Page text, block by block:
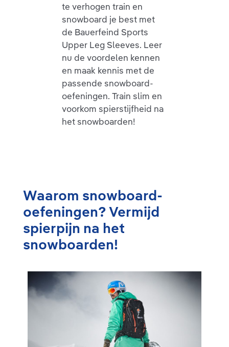
te verhogen train en
snowboard je best met
de Bauerfeind Sports
Upper Leg Sleeves. Leer
nu de voordelen kennen
en maak kennis met de
passende snowboard-
oefeningen. Train slim en
voorkom spierstijfheid na
het snowboarden!
Waarom snowboard-
oefeningen? Vermijd
spierpijn na het
snowboarden!